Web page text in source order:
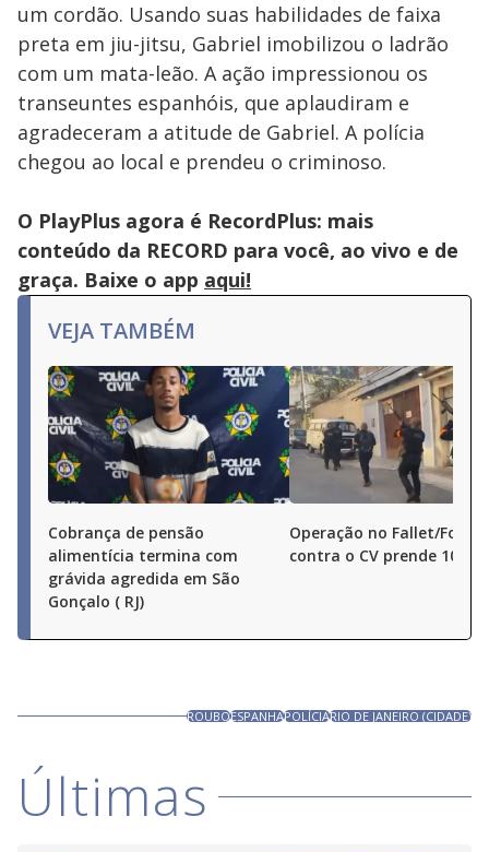
um cordão. Usando suas habilidades de faixa
preta em jiu-jitsu, Gabriel imobilizou o ladrão
com um mata-leão. A ação impressionou os
transeuntes espanhóis, que aplaudiram e
agradeceram a atitude de Gabriel. A polícia
chegou ao local e prendeu o criminoso.
O PlayPlus agora é RecordPlus: mais
conteúdo da RECORD para você, ao vivo e de
graça. Baixe o app aqui!
VEJA TAMBÉM
Cobrança de pensão
alimentícia termina com
grávida agredida em São
Gonçalo ( RJ)
Operação no Fallet/
contra o CV prende 10
ROUBOESPANHAPOLÍCIARIO DE JANEIRO (CIDADE)
Últimas